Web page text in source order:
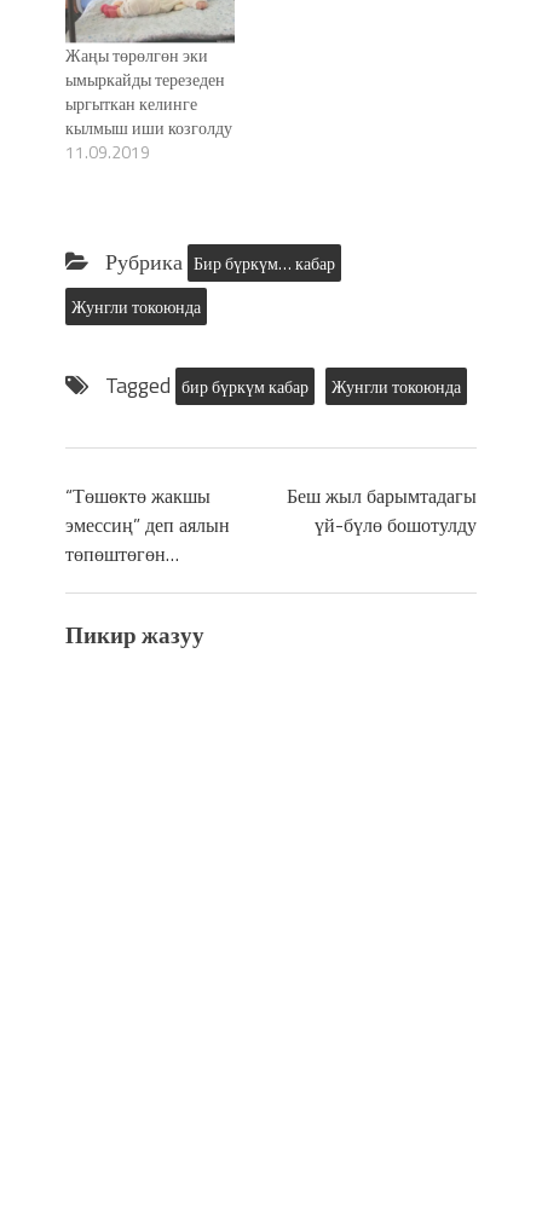
Жаңы төрөлгөн эки
ымыркайды терезеден
ыргыткан келинге
кылмыш иши козголду
11.09.2019
Рубрика Бир бүркүм… кабар
Жунгли токоюнда
Tagged бир бүркүм кабар Жунгли токоюнда
“Төшөктө жакшы
эмессиң” деп аялын
төпөштөгөн…
Беш жыл барымтадагы
үй-бүлө бошотулду
Пикир жазуу